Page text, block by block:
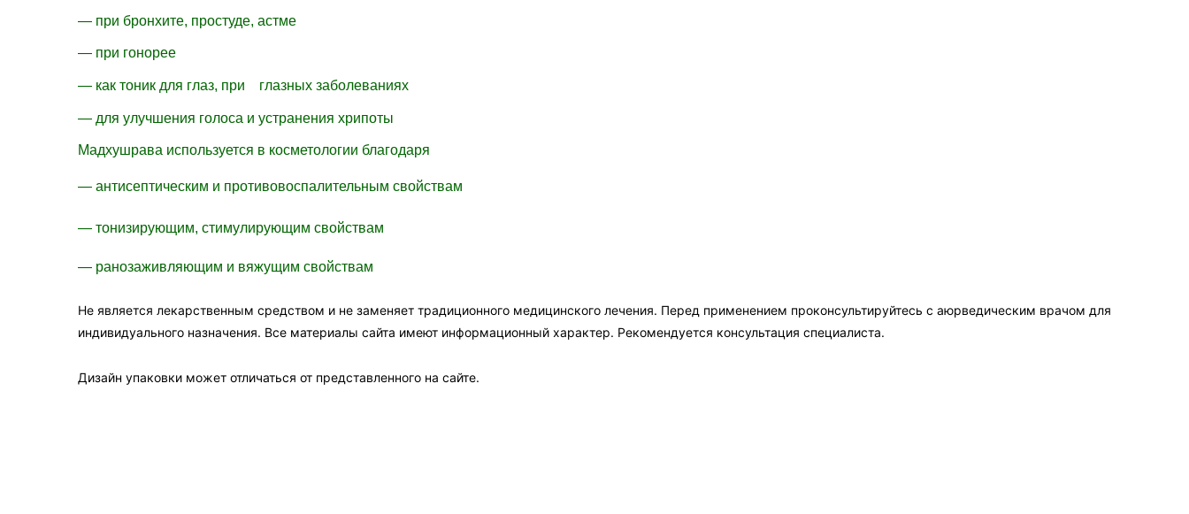
— при бронхите, простуде, астме
— при гонорее
— как тоник для глаз, при глазных заболеваниях
— для улучшения голоса и устранения хрипоты
Мадхушрава используется в косметологии благодаря
— антисептическим и противовоспалительным свойствам
— тонизирующим, стимулирующим свойствам
— ранозаживляющим и вяжущим свойствам
Не является лекарственным средством и не заменяет традиционного медицинского лечения. Перед применением проконсультируйтесь с аюрведическим врачом для
индивидуального назначения. Все материалы сайта имеют информационный характер. Рекомендуется консультация специалиста.
Дизайн упаковки может отличаться от представленного на сайте.